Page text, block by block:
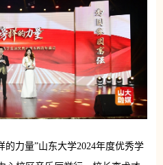
的力量”山东大学2024年度优秀学